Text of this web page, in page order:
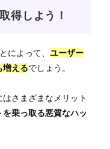
得しよう！
によって、 ユーザー
増えるでしょう。
さまざまなメリット
乗っ取る悪質なハッ